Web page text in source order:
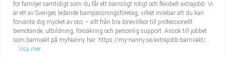
för familjer samtidigt som du får ett barnsligt roligt och flexibelt extrajobb. Vi
är ett av Sveriges ledande barnpassningsföretag, vilket innebär att du kan
förvänta dig mycket av oss – allt från bra lönevillkor till professionellt
bemötande, utbildning, försäkring och personlig support. Ansök till jobbet
som barnvakt på myNanny här: https://my-nanny.se/extrajobb-barnvakt/...
Visa mer